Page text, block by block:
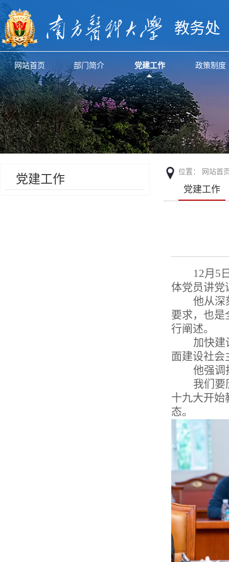
教务处
网站首页 部门简介 党建工作 政策制度
党建工作
位置： 网站首
党建工作
12月 5
体党员讲党
他从深
要求，也是
行阐述。
加快建
面建设社会
他强调
我们要
十九大开始
态。